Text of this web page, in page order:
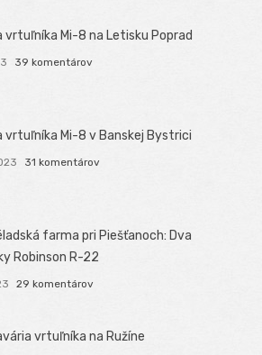
vrtuľníka Mi-8 na Letisku Poprad
39 komentárov
vrtuľníka Mi-8 v Banskej Bystrici
31 komentárov
farma pri Piešťanoch: Dva
Robinson R-22
29 komentárov
vrtuľníka na Ružíne